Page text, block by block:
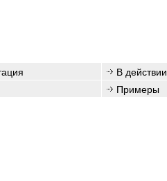
В действии
Примеры